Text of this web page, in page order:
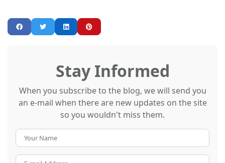
Stay Informed
When you subscribe to the blog, we will send you
an e-mail when there are new updates on the site
so you wouldn't miss them.
Name